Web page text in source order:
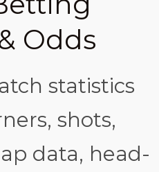
Odds
statistics
shots,
data, head-